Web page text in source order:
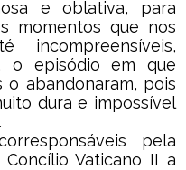
e oblativa, para
momentos que nos
o episódio em que
o abandonaram, pois
dura e impossível
pela
Vaticano II a